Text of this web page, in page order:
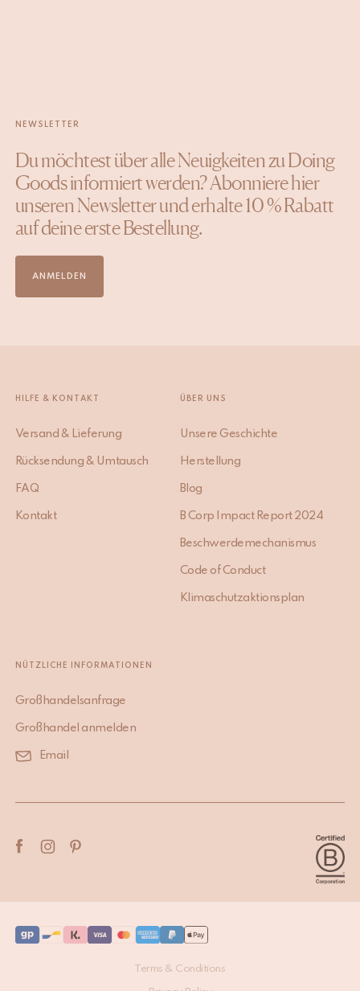
NEWSLETTER
Du möchtest über alle Neuigkeiten zu Doing
Goods informiert werden? Abonniere hier
unseren Newsletter und erhalte 10 % Rabatt
auf deine erste Bestellung.
ANMELDEN
HILFE & KONTAKT
Versand & Lieferung
Rücksendung & Umtausch
FAQ
Kontakt
ÜBER UNS
Unsere Geschichte
Herstellung
Blog
B Corp Impact Report 2024
Beschwerdemechanismus
Code of Conduct
Klimaschutzaktionsplan
NÜTZLICHE INFORMATIONEN
Großhandelsanfrage
Großhandel anmelden
Email
Terms & Conditions